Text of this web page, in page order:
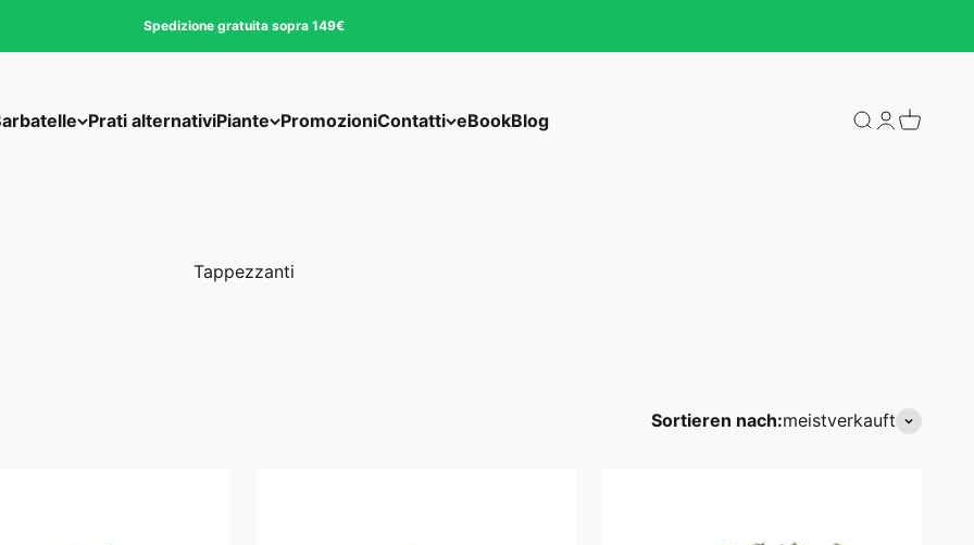
Spedizione gratuita sopra 149€
Prati alternativiPiante PromozioniContatti eBookBlog Suche öffnen
Sortieren nach:meistverkauft